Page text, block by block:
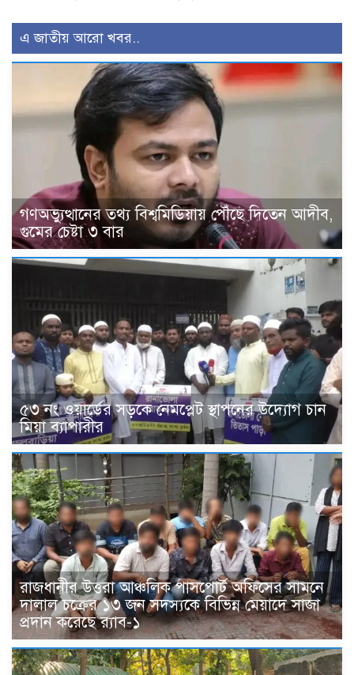
এ জাতীয় আরো খবর..
গণঅভ্যুত্থানের তথ্য বিশ্বমিডিয়ায় পৌঁছে দিতেন আদীব,
গুমের চেষ্টা ৩ বার
৫৩ নং ওয়ার্ডের সড়কে নেমপ্লেট স্থাপনের উদ্যোগ চান
মিয়া ব্যাপারীর
রাজধানীর উত্তরা আঞ্চলিক পাসপোর্ট অফিসের সামনে
দালাল চক্রের ১৩ জন সদস্যকে বিভিন্ন মেয়াদে সাজা
প্রদান করেছে র‌্যাব-১